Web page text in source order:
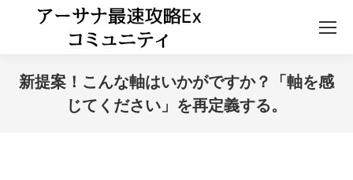
新提案！こんな軸はいかがですか？「軸を感
じてください」を再定義する。